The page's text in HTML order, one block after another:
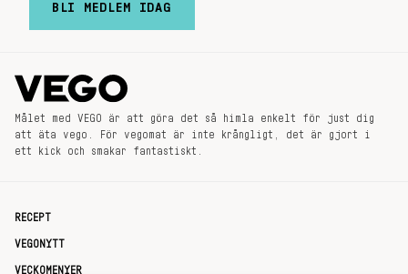
BLI MEDLEM IDAG
Målet med VEGO är att göra det så himla enkelt för just dig
att äta vego. För vegomat är inte krångligt, det är gjort i
ett kick och smakar fantastiskt.
RECEPT
VEGONYTT
VECKOMENYER